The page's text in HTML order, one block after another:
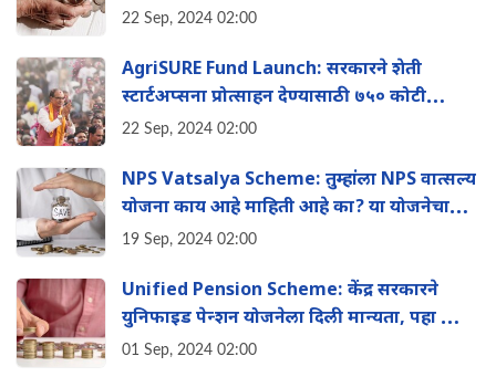
कोणती योजना चांगली? वाचा
22 Sep, 2024 02:00
AgriSURE Fund Launch: सरकारने शेती
स्टार्टअप्सना प्रोत्साहन देण्यासाठी ७५० कोटी
रुपयांचा ॲग्रीश्योर न‍िधी जाहीर केला
22 Sep, 2024 02:00
NPS Vatsalya Scheme: तुम्हांला NPS वात्सल्य
योजना काय आहे माहिती आहे का? या योजनेचा
कसा होईल लहान मुलांना फायदा?
19 Sep, 2024 02:00
Unified Pension Scheme: केंद्र सरकारने
युन‍िफाइड पेन्शन योजनेला द‍िली मान्यता, पहा काय
आहे संपूर्ण माहिती
01 Sep, 2024 02:00